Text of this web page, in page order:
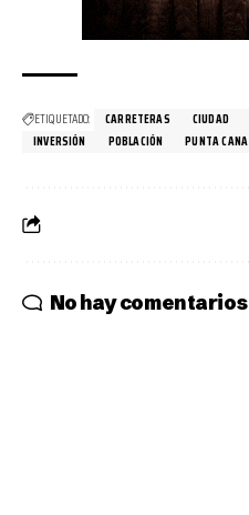
ETIQUETADO: CARRETERAS CIUDAD
INVERSIÓN
POBLACIÓN PUNTA CANA
No hay comentarios